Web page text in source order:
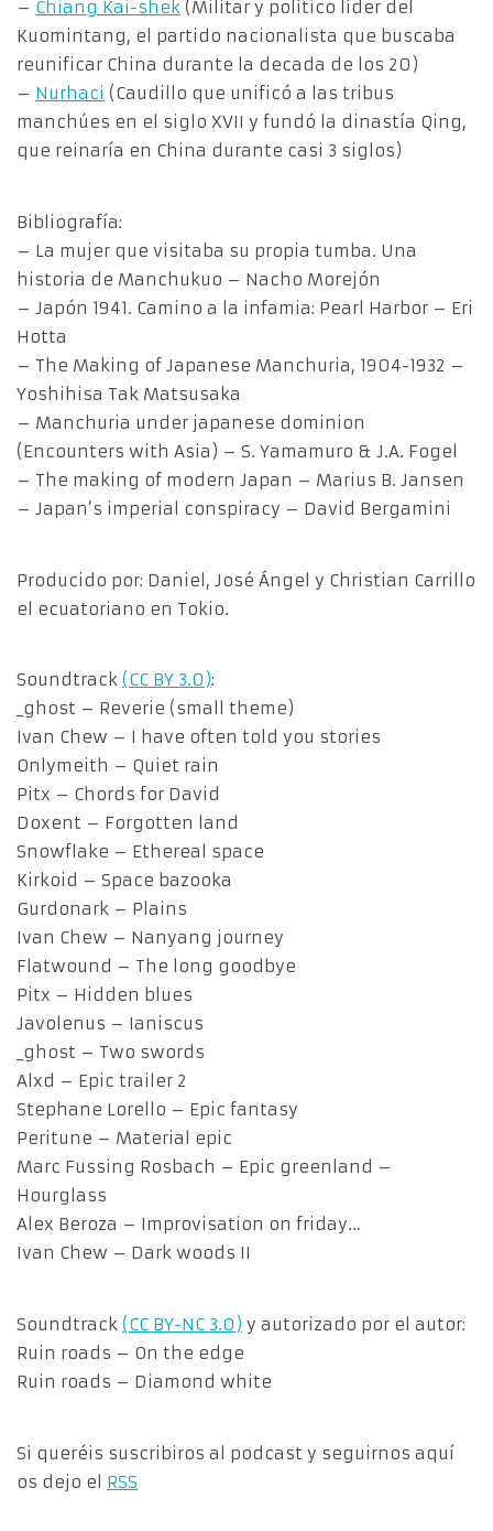
– Chiang Kai-shek (Militar y político líder del
Kuomintang, el partido nacionalista que buscaba
reunificar China durante la decada de los 20)
– Nurhaci (Caudillo que unificó a las tribus
manchúes en el siglo XVII y fundó la dinastía Qing,
que reinaría en China durante casi 3 siglos)
Bibliografía:
– La mujer que visitaba su propia tumba. Una
historia de Manchukuo – Nacho Morejón
– Japón 1941. Camino a la infamia: Pearl Harbor – Eri
Hotta
– The Making of Japanese Manchuria, 1904-1932 –
Yoshihisa Tak Matsusaka
– Manchuria under japanese dominion
(Encounters with Asia) – S. Yamamuro & J.A. Fogel
– The making of modern Japan – Marius B. Jansen
– Japan’s imperial conspiracy – David Bergamini
Producido por: Daniel, José Ángel y Christian Carrillo
el ecuatoriano en Tokio.
Soundtrack (CC BY 3.0):
_ghost – Reverie (small theme)
Ivan Chew – I have often told you stories
Onlymeith – Quiet rain
Pitx – Chords for David
Doxent – Forgotten land
Snowflake – Ethereal space
Kirkoid – Space bazooka
Gurdonark – Plains
Ivan Chew – Nanyang journey
Flatwound – The long goodbye
Pitx – Hidden blues
Javolenus – Ianiscus
_ghost – Two swords
Alxd – Epic trailer 2
Stephane Lorello – Epic fantasy
Peritune – Material epic
Marc Fussing Rosbach – Epic greenland –
Hourglass
Alex Beroza – Improvisation on friday…
Ivan Chew – Dark woods II
Soundtrack (CC BY-NC 3.0) y autorizado por el autor:
Ruin roads – On the edge
Ruin roads – Diamond white
Si queréis suscribiros al podcast y seguirnos aquí
os dejo el RSS